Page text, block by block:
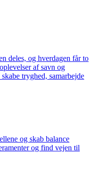
deles, og hverdagen får to
af savn og
tryghed, samarbejde
og skab balance
og find vejen til